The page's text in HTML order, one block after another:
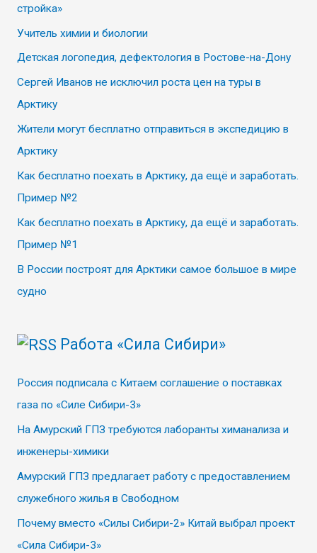
стройка»
Учитель химии и биологии
Детская логопедия, дефектология в Ростове-на-Дону
Сергей Иванов не исключил роста цен на туры в
Арктику
Жители могут бесплатно отправиться в экспедицию в
Арктику
Как бесплатно поехать в Арктику, да ещё и заработать.
Пример №2
Как бесплатно поехать в Арктику, да ещё и заработать.
Пример №1
В России построят для Арктики самое большое в мире
судно
Работа «Сила Сибири»
Россия подписала с Китаем соглашение о поставках
газа по «Силе Сибири-3»
На Амурский ГПЗ требуются лаборанты химанализа и
инженеры-химики
Амурский ГПЗ предлагает работу с предоставлением
служебного жилья в Свободном
Почему вместо «Силы Сибири-2» Китай выбрал проект
«Сила Сибири-3»